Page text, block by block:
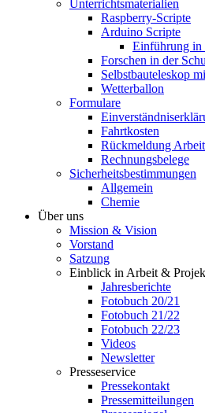
Unterrichtsmaterialien
Raspberry-Scripte
Arduino Scripte
Einführung
Forschen in der
Selbstbauteleskop
Wetterballon
Formulare
Fahrtkosten
Rückmeldung
Rechnungsbelege
Sicherheitsbestimmungen
Allgemein
Chemie
Über uns
Mission & Vision
Vorstand
Satzung
Einblick in Arbeit &
Jahresberichte
Fotobuch 20/21
Fotobuch 21/22
Fotobuch 22/23
Videos
Newsletter
Presseservice
Pressekontakt
Pressemitteilungen